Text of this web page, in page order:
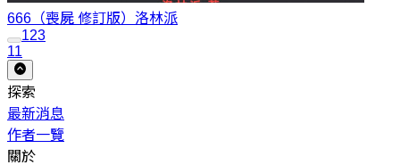
666（喪屍 修訂版） 洛林派
123
11
探索
最新消息
作者一覽
關於